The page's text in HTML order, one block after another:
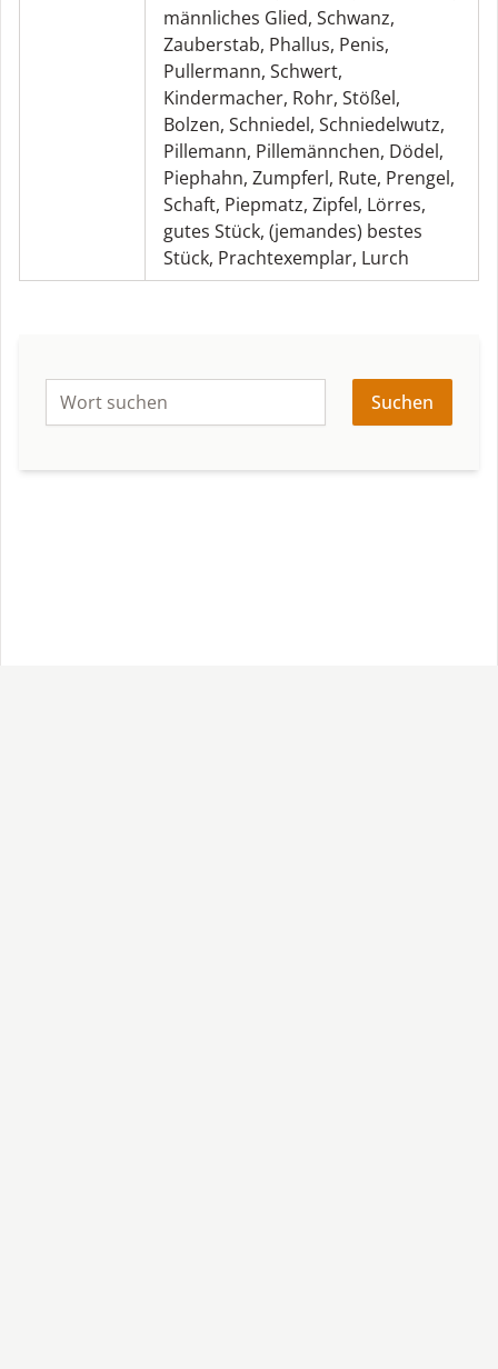
männliches Glied, Schwanz,
Zauberstab, Phallus, Penis,
Pullermann, Schwert,
Kindermacher, Rohr, Stößel,
Bolzen, Schniedel, Schniedelwutz,
Pillemann, Pillemännchen, Dödel,
Piephahn, Zumpferl, Rute, Prengel,
Schaft, Piepmatz, Zipfel, Lörres,
gutes Stück, (jemandes) bestes
Stück, Prachtexemplar, Lurch
Suchen